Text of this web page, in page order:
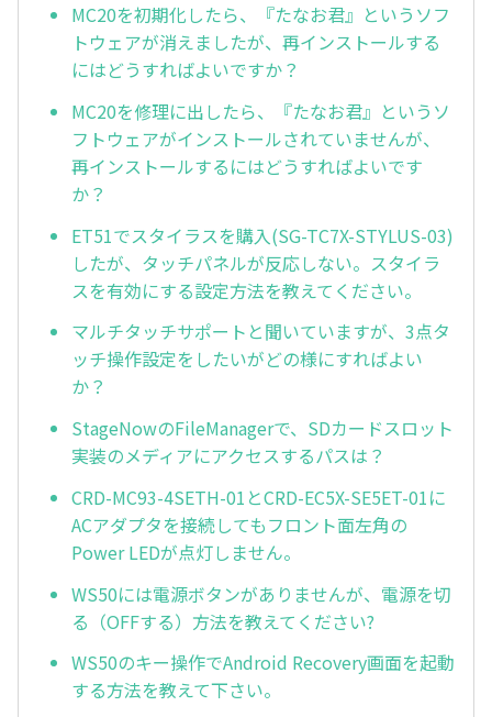
MC20を初期化したら、『たなお君』というソフ
トウェアが消えましたが、再インストールする
にはどうすればよいですか？
MC20を修理に出したら、『たなお君』というソ
フトウェアがインストールされていませんが、
再インストールするにはどうすればよいです
か？
ET51でスタイラスを購入(SG-TC7X-STYLUS-03)
したが、タッチパネルが反応しない。スタイラ
スを有効にする設定方法を教えてください。
マルチタッチサポートと聞いていますが、3点タ
ッチ操作設定をしたいがどの様にすればよい
か？
StageNowのFileManagerで、SDカードスロット
実装のメディアにアクセスするパスは？
CRD-MC93-4SETH-01とCRD-EC5X-SE5ET-01に
ACアダプタを接続してもフロント面左角の
Power LEDが点灯しません。
WS50には電源ボタンがありませんが、電源を切
る（OFFする）方法を教えてください?
WS50のキー操作でAndroid Recovery画面を起動
する方法を教えて下さい。